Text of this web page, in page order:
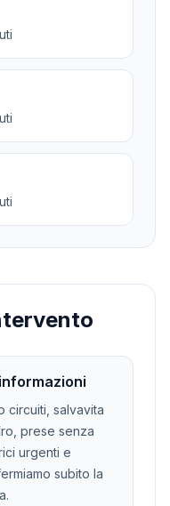
circuiti, salvavita
prese senza
urgenti e
subito la